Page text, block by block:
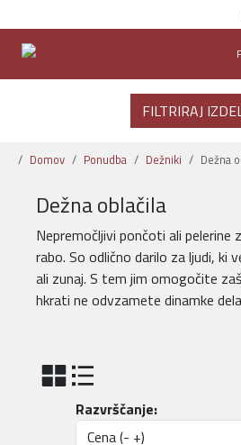
FILTRIRAJ
Domov Ponudba Dežniki Dežna
Dežna oblačila
Nepremočljivi pončoti ali pelerine
rabo. So odlično darilo za ljudi, ki
ali zunaj. S tem jim omogočite
hkrati ne odvzamete dinamke
Razvrščanje: